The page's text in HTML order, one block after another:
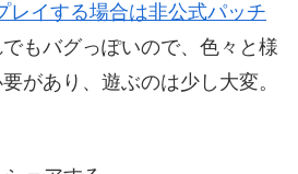
レイする場合は非公式パッチ
もバグっぽいので、色々と様
があり、遊ぶのは少し大変。